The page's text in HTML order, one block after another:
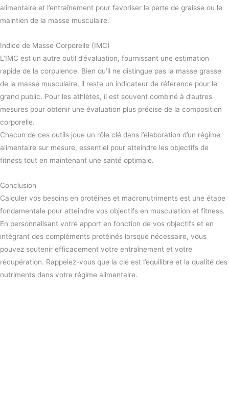
alimentaire et l’entraînement pour favoriser la perte de graisse ou le
maintien de la masse musculaire.
Indice de Masse Corporelle (IMC)
L’IMC est un autre outil d’évaluation, fournissant une estimation
rapide de la corpulence. Bien qu’il ne distingue pas la masse grasse
de la masse musculaire, il reste un indicateur de référence pour le
grand public. Pour les athlètes, il est souvent combiné à d’autres
mesures pour obtenir une évaluation plus précise de la composition
corporelle.
Chacun de ces outils joue un rôle clé dans l’élaboration d’un régime
alimentaire sur mesure, essentiel pour atteindre les objectifs de
fitness tout en maintenant une santé optimale.
Conclusion
Calculer vos besoins en protéines et macronutriments est une étape
fondamentale pour atteindre vos objectifs en musculation et fitness.
En personnalisant votre apport en fonction de vos objectifs et en
intégrant des compléments protéinés lorsque nécessaire, vous
pouvez soutenir efficacement votre entraînement et votre
récupération. Rappelez-vous que la clé est l’équilibre et la qualité des
nutriments dans votre régime alimentaire.